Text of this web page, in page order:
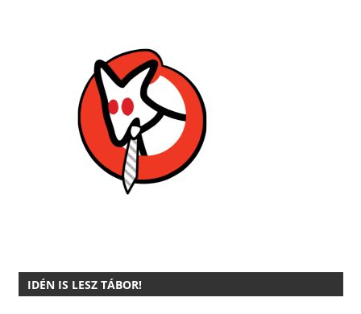
IDÉN IS LESZ TÁBOR!